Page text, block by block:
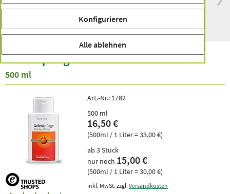
versandkostenfrei
innerhalb Deutschlands
Spitzenqualität seit
Gelenkpflege-Kräuter-Ölbad
500 ml
Art.-Nr.: 1782
500 ml
16,50 €
(500ml / 1 Liter = 33,00 €)
ab 3 Stück
nur noch 15,00 €
(500ml / 1 Liter = 30,00 €)
inkl. MwSt. zzgl. Versandkosten
Konfigurieren
Alle ablehnen